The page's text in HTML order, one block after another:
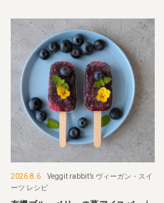
2026.8.6
Veggit rabbit’s ヴィーガン・スイ
ーツ レシピ